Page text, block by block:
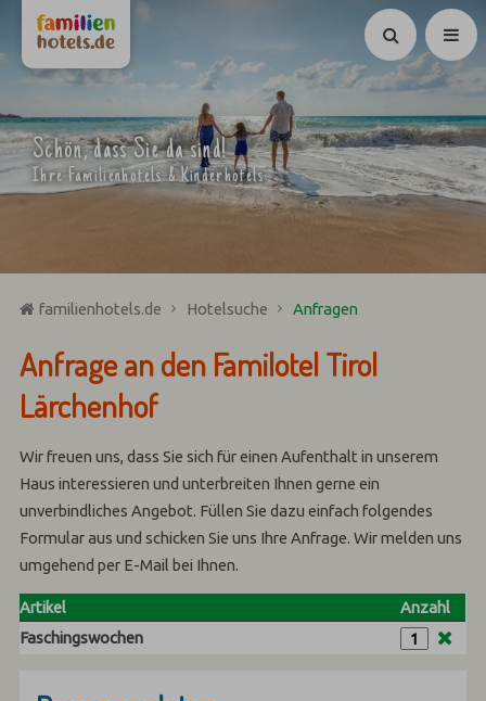
Suchen
Schön, dass Sie da sind!
Ihre Familienhotels & Kinderhotels
familienhotels.de Hotelsuche Anfragen
Anfrage an den Familotel Tirol
Lärchenhof
Wir freuen uns, dass Sie sich für einen Aufenthalt in unserem
Haus interessieren und unterbreiten Ihnen gerne ein
unverbindliches Angebot. Füllen Sie dazu einfach folgendes
Formular aus und schicken Sie uns Ihre Anfrage. Wir melden uns
umgehend per E-Mail bei Ihnen.
Artikel
Anzahl
Faschingswochen